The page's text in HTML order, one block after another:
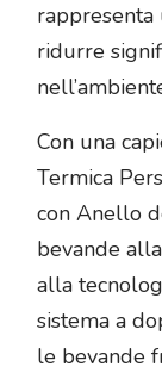
rappresenta
ridurre
Con una
Termica
con Anello
bevande
alla
sistema a
le bevande